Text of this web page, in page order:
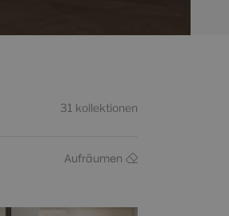
31 kollektionen
Aufräumen